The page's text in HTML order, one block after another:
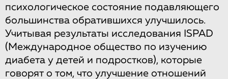
психологическое состояние подавляющего
большинства обратившихся улучшилось.
Учитывая результаты исследования ISPAD
(Международное общество по изучению
диабета у детей и подростков), которые
говорят о том, что улучшение отношений